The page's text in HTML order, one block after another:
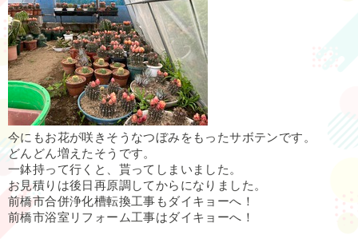
今にもお花が咲きそうなつぼみをもったサボテンです。
どんどん増えたそうです。
一鉢持って行くと、貰ってしまいました。
お見積りは後日再原調してからになりました。
前橋市合併浄化槽転換工事もダイキョーへ！
前橋市浴室リフォーム工事はダイキョーへ！